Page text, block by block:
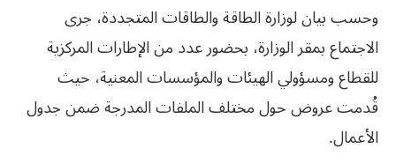
وحسب بيان لوزارة الطاقة والطاقات المتجددة، جرى
الاجتماع بمقر الوزارة، بحضور عدد من الإطارات المركزية
للقطاع ومسؤولي الهيئات والمؤسسات المعنية، حيث
قُدمت عروض حول مختلف الملفات المدرجة ضمن جدول
الأعمال.